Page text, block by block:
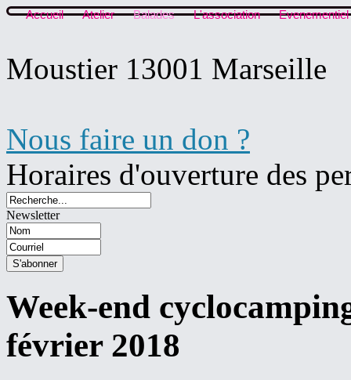
Accueil Atelier Balades L'association Evenementiel
Moustier 13001 Marseille
Nous faire un don ?
Horaires d'ouverture des
Newsletter
Week-end
février 2018